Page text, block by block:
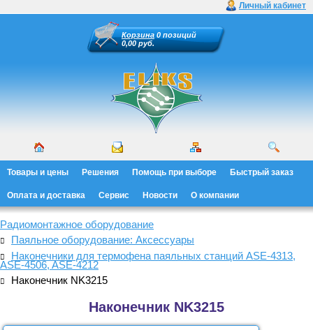
Личный кабинет
Корзина 0 позиций
0,00 руб.
Товары и цены Решения Помощь при выборе Быстрый заказ
Оплата и доставка Сервис Новости О компании
Радиомонтажное оборудование
Паяльное оборудование: Аксессуары
Наконечники для термофена паяльных станций ASE-4313,
ASE-4506, ASE-4212
Наконечник NK3215
Наконечник NK3215